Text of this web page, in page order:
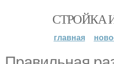
СТРОЙКА
главная